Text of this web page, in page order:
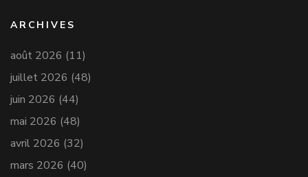
ARCHIVES
août 2026 (11)
juillet 2026 (48)
juin 2026 (44)
mai 2026 (48)
avril 2026 (32)
mars 2026 (40)